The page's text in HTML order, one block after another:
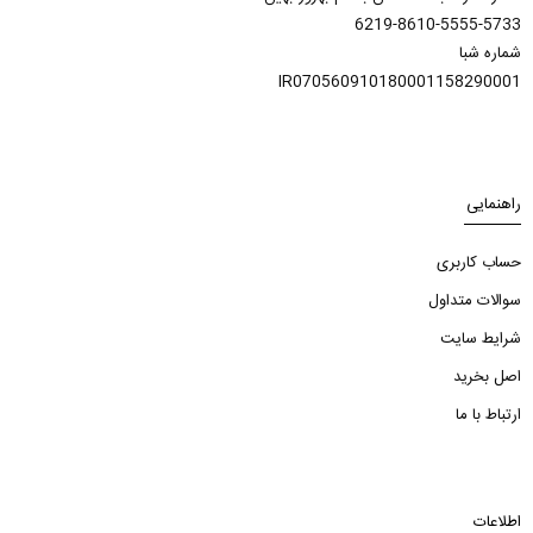
6219-8610-5555-5733
شماره شبا
IR070560910180001158290001
راهنمایی
حساب کاربری
سوالات متداول
شرایط سایت
اصل بخرید
ارتباط با ما
اطلاعات